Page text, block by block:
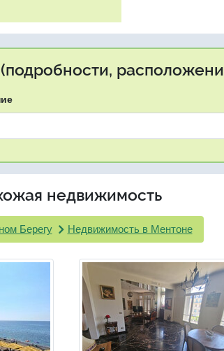
недвижимость
Берегу Недвижимость в Ментоне